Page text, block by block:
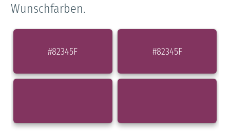
Wunschfarben.
#82345F #82345F